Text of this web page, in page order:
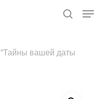
“Тайны вашей даты